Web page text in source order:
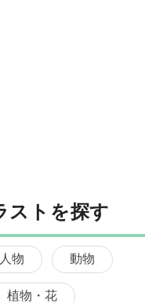
ストを探す
人物 動物
植物・花